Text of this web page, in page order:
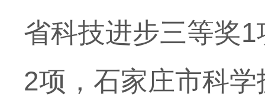
省科技进步三等奖
2项，石家庄市科